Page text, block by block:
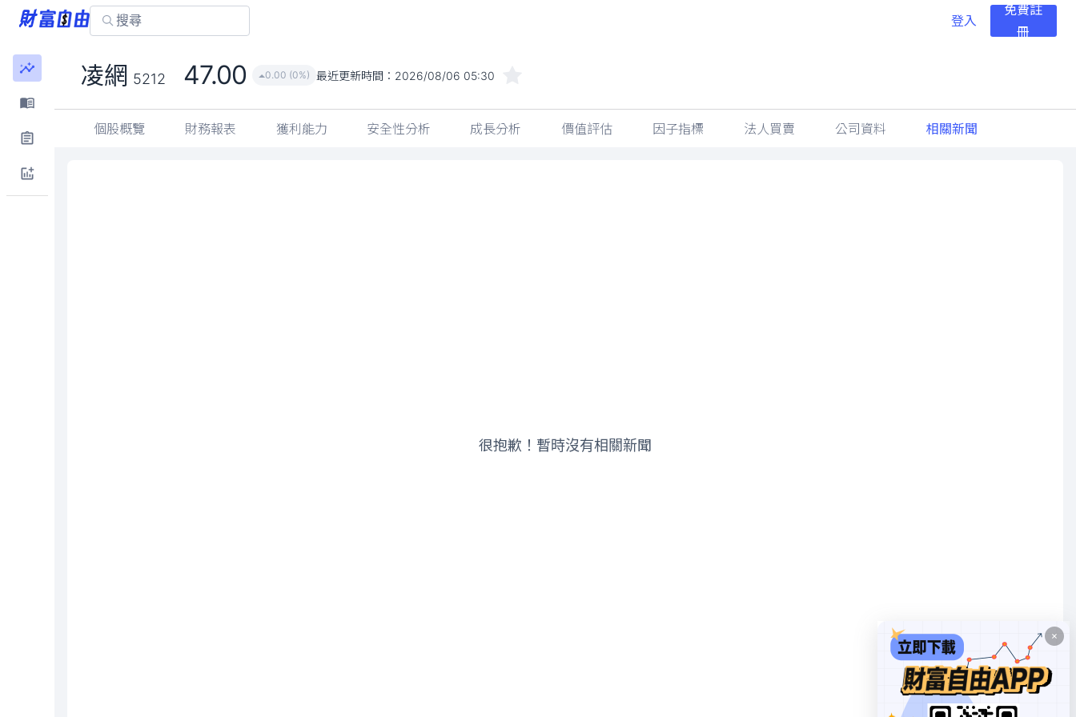
登入
免費註
冊
凌網 5212 47.00 0.00 (0%) 最近更新時間： 2026/08/06 05:30
個股概覽 財務報表 獲利能力 安全性分析 成長分析 價值評估 因子指標 法人買賣 公司資料 相關新聞
很抱歉！暫時沒有相關新聞